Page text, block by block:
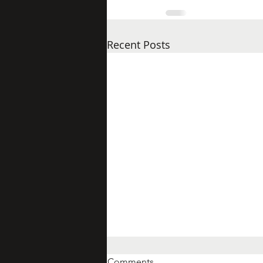
Recent Posts